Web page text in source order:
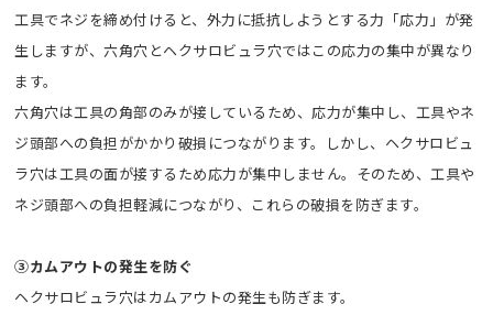
工具でネジを締め付けると、外力に抵抗しようとする力「応力」が発
生しますが、六角穴とヘクサロビュラ穴ではこの応力の集中が異なり
ます。
六角穴は工具の角部のみが接しているため、応力が集中し、工具やネ
ジ頭部への負担がかかり破損につながります。しかし、ヘクサロビュ
ラ穴は工具の面が接するため応力が集中しません。そのため、工具や
ネジ頭部への負担軽減につながり、これらの破損を防ぎます。
③カムアウトの発生を防ぐ
ヘクサロビュラ穴はカムアウトの発生も防ぎます。